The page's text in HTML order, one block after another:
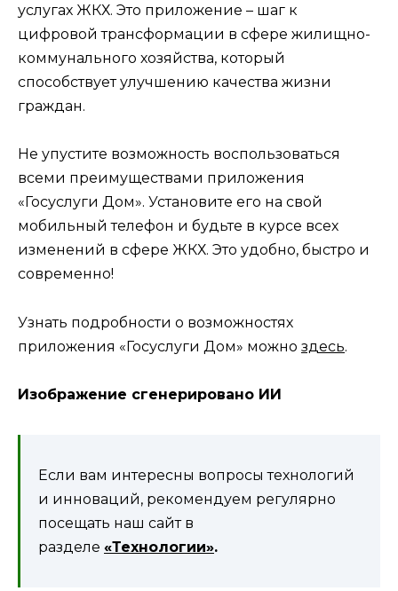
услугах ЖКХ. Это приложение – шаг к
цифровой трансформации в сфере жилищно-
коммунального хозяйства, который
способствует улучшению качества жизни
граждан.
Не упустите возможность воспользоваться
всеми преимуществами приложения
«Госуслуги Дом». Установите его на свой
мобильный телефон и будьте в курсе всех
изменений в сфере ЖКХ. Это удобно, быстро и
современно!
Узнать подробности о возможностях
приложения «Госуслуги Дом» можно здесь.
Изображение сгенерировано ИИ
Если вам интересны вопросы технологий
и инноваций, рекомендуем регулярно
посещать наш сайт в
разделе «Технологии».